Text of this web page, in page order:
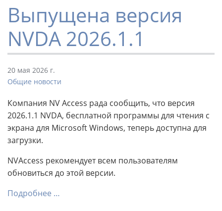
Выпущена версия
NVDA 2026.1.1
20 мая 2026 г.
Общие новости
Компания NV Access рада сообщить, что версия
2026.1.1 NVDA, бесплатной программы для чтения с
экрана для Microsoft Windows, теперь доступна для
загрузки.
NVAccess рекомендует всем пользователям
обновиться до этой версии.
Подробнее …